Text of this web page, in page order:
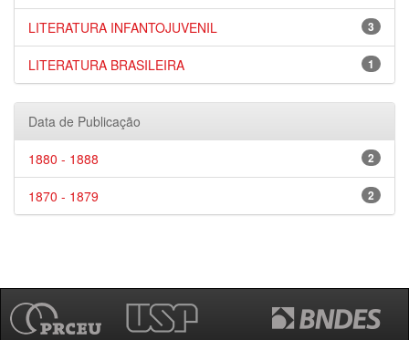
3
LITERATURA INFANTOJUVENIL
1
LITERATURA BRASILEIRA
Data de Publicação
2
1880 - 1888
2
1870 - 1879